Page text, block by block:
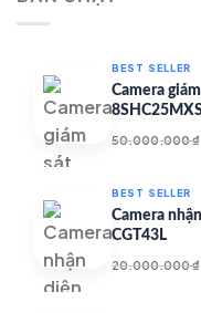
BEST SELLER
Camera
50.000.000₫
BEST SELLER
Camera
CGT43L
20.000.000₫